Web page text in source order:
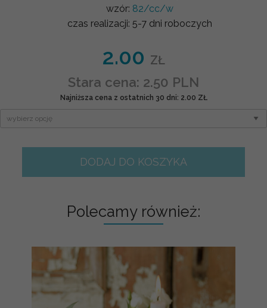
wzór: 82/cc/w
czas realizacji: 5-7 dni roboczych
2.00 ZŁ
Stara cena: 2.50 PLN
Najniższa cena z ostatnich 30 dni: 2.00 ZŁ
DODAJ DO KOSZYKA
Polecamy również: